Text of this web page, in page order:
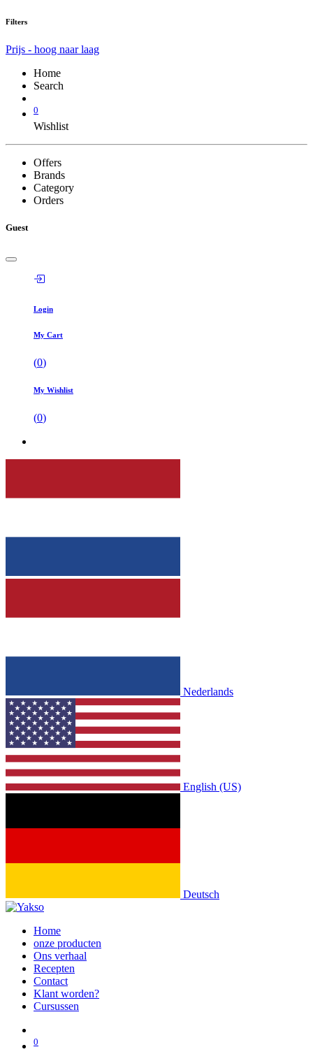
Filters
Prijs - hoog naar laag
Home
Search
0
Wishlist
Offers
Brands
Category
Orders
Guest
Login
My Cart
(0)
My Wishlist
(0)
Nederlands
English (US)
Deutsch
Home
onze producten
Ons verhaal
Recepten
Contact
Klant worden?
Cursussen
0